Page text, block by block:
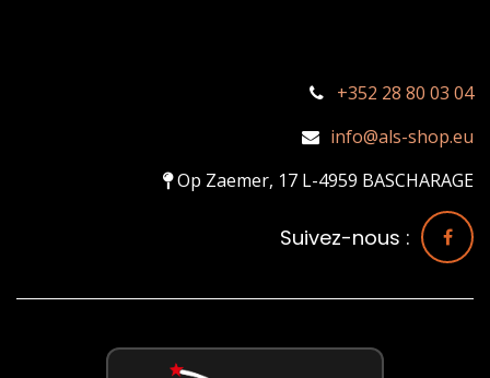
+352 28 80 03 04
info@als-shop.eu
Op Zaemer, 17 L-4959 BASCHARAGE
Suivez-nous :